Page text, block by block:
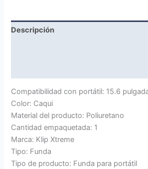
Descripción
Compatibilidad con portátil: 15.6
Color: Caqui
Material del producto: Poliuretano
Cantidad empaquetada: 1
Marca: Klip Xtreme
Tipo: Funda
Tipo de producto: Funda para portátil